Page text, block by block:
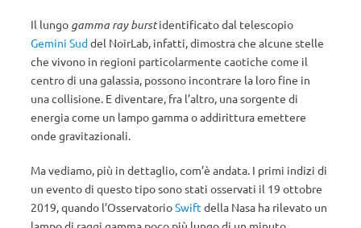
Il lungo gamma ray burstidentificato dal telescopio
Gemini Suddel NoirLab, infatti, dimostra che alcune stelle
che vivono in regioni particolarmente caotiche come il
centro di una galassia, possono incontrare la loro fine in
una collisione. E diventare, fra l’altro, una sorgente di
energia come un lampo gamma o addirittura emettere
onde gravitazionali.
Ma vediamo, più in dettaglio, com’è andata. I primi indizi di
un evento di questo tipo sono stati osservati il 19 ottobre
2019, quando l’OsservatorioSwift della Nasa ha rilevato un